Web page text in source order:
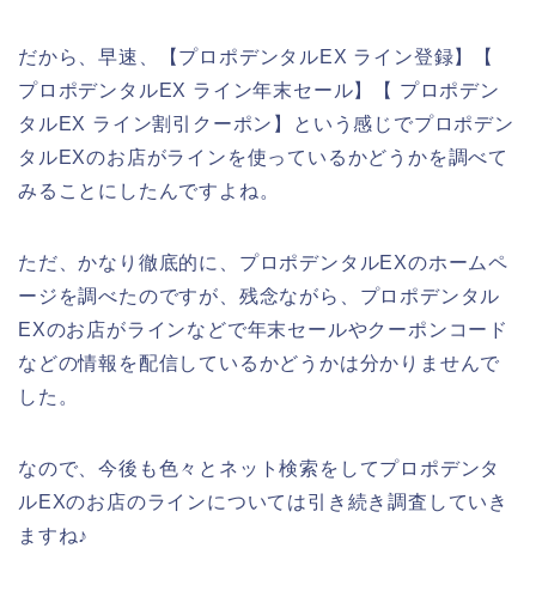
だから、早速、【プロポデンタルEX ライン登録】【
プロポデンタルEX ライン年末セール】【 プロポデン
タルEX ライン割引クーポン】という感じでプロポデン
タルEXのお店がラインを使っているかどうかを調べて
みることにしたんですよね。
ただ、かなり徹底的に、プロポデンタルEXのホームペ
ージを調べたのですが、残念ながら、プロポデンタル
EXのお店がラインなどで年末セールやクーポンコード
などの情報を配信しているかどうかは分かりませんで
した。
なので、今後も色々とネット検索をしてプロポデンタ
ルEXのお店のラインについては引き続き調査していき
ますね♪